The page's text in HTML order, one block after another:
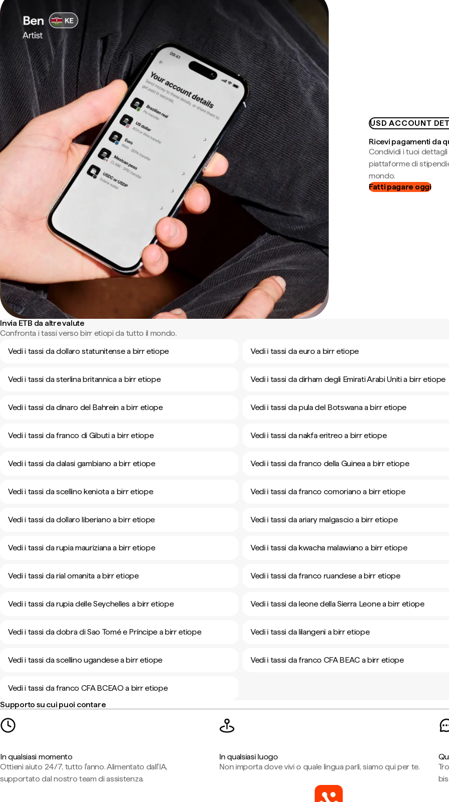
USD ACCOUNT
Ricevi pagamenti da
Condividi i tuoi dettagli
piattaforme di
mondo.
Fatti pagare oggi
Invia ETB da altre valute
Confronta i tassi verso birr etiopi da tutto il mondo.
Vedi i tassi da dollaro statunitense a birr etiope
Vedi i tassi da euro a birr etiope
Vedi i tassi da sterlina britannica a birr etiope Vedi i tassi da dirham degli Emirati Arabi Uniti a birr etiope
Vedi i tassi da dinaro del Bahrein a birr etiope Vedi i tassi da pula del Botswana a birr etiope
Vedi i tassi da franco di Gibuti a birr etiope Vedi i tassi da nakfa eritreo a birr etiope
Vedi i tassi da dalasi gambiano a birr etiope Vedi i tassi da franco della Guinea a birr etiope
Vedi i tassi da scellino keniota a birr etiope Vedi i tassi da franco comoriano a birr etiope
Vedi i tassi da dollaro liberiano a birr etiope Vedi i tassi da ariary malgascio a birr etiope
Vedi i tassi da rupia mauriziana a birr etiope Vedi i tassi da kwacha malawiano a birr etiope
Vedi i tassi da rial omanita a birr etiope Vedi i tassi da franco ruandese a birr etiope
Vedi i tassi da rupia delle Seychelles a birr etiope Vedi i tassi da leone della Sierra Leone a birr etiope
Vedi i tassi da dobra di Sao Tomé e Príncipe a birr etiope Vedi i tassi da lilangeni a birr etiope
Vedi i tassi da scellino ugandese a birr etiope Vedi i tassi da franco CFA BEAC a birr etiope
Vedi i tassi da franco CFA BCEAO a birr etiope
Supporto su cui puoi contare
In qualsiasi momento
Ottieni aiuto 24/7, tutto l'anno. Alimentato dall'IA,
supportato dal nostro team di assistenza.
In qualsiasi luogo
Non importa dove vivi o quale lingua parli, siamo qui per te.